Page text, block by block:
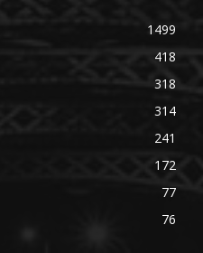
1499
418
318
314
241
172
77
76